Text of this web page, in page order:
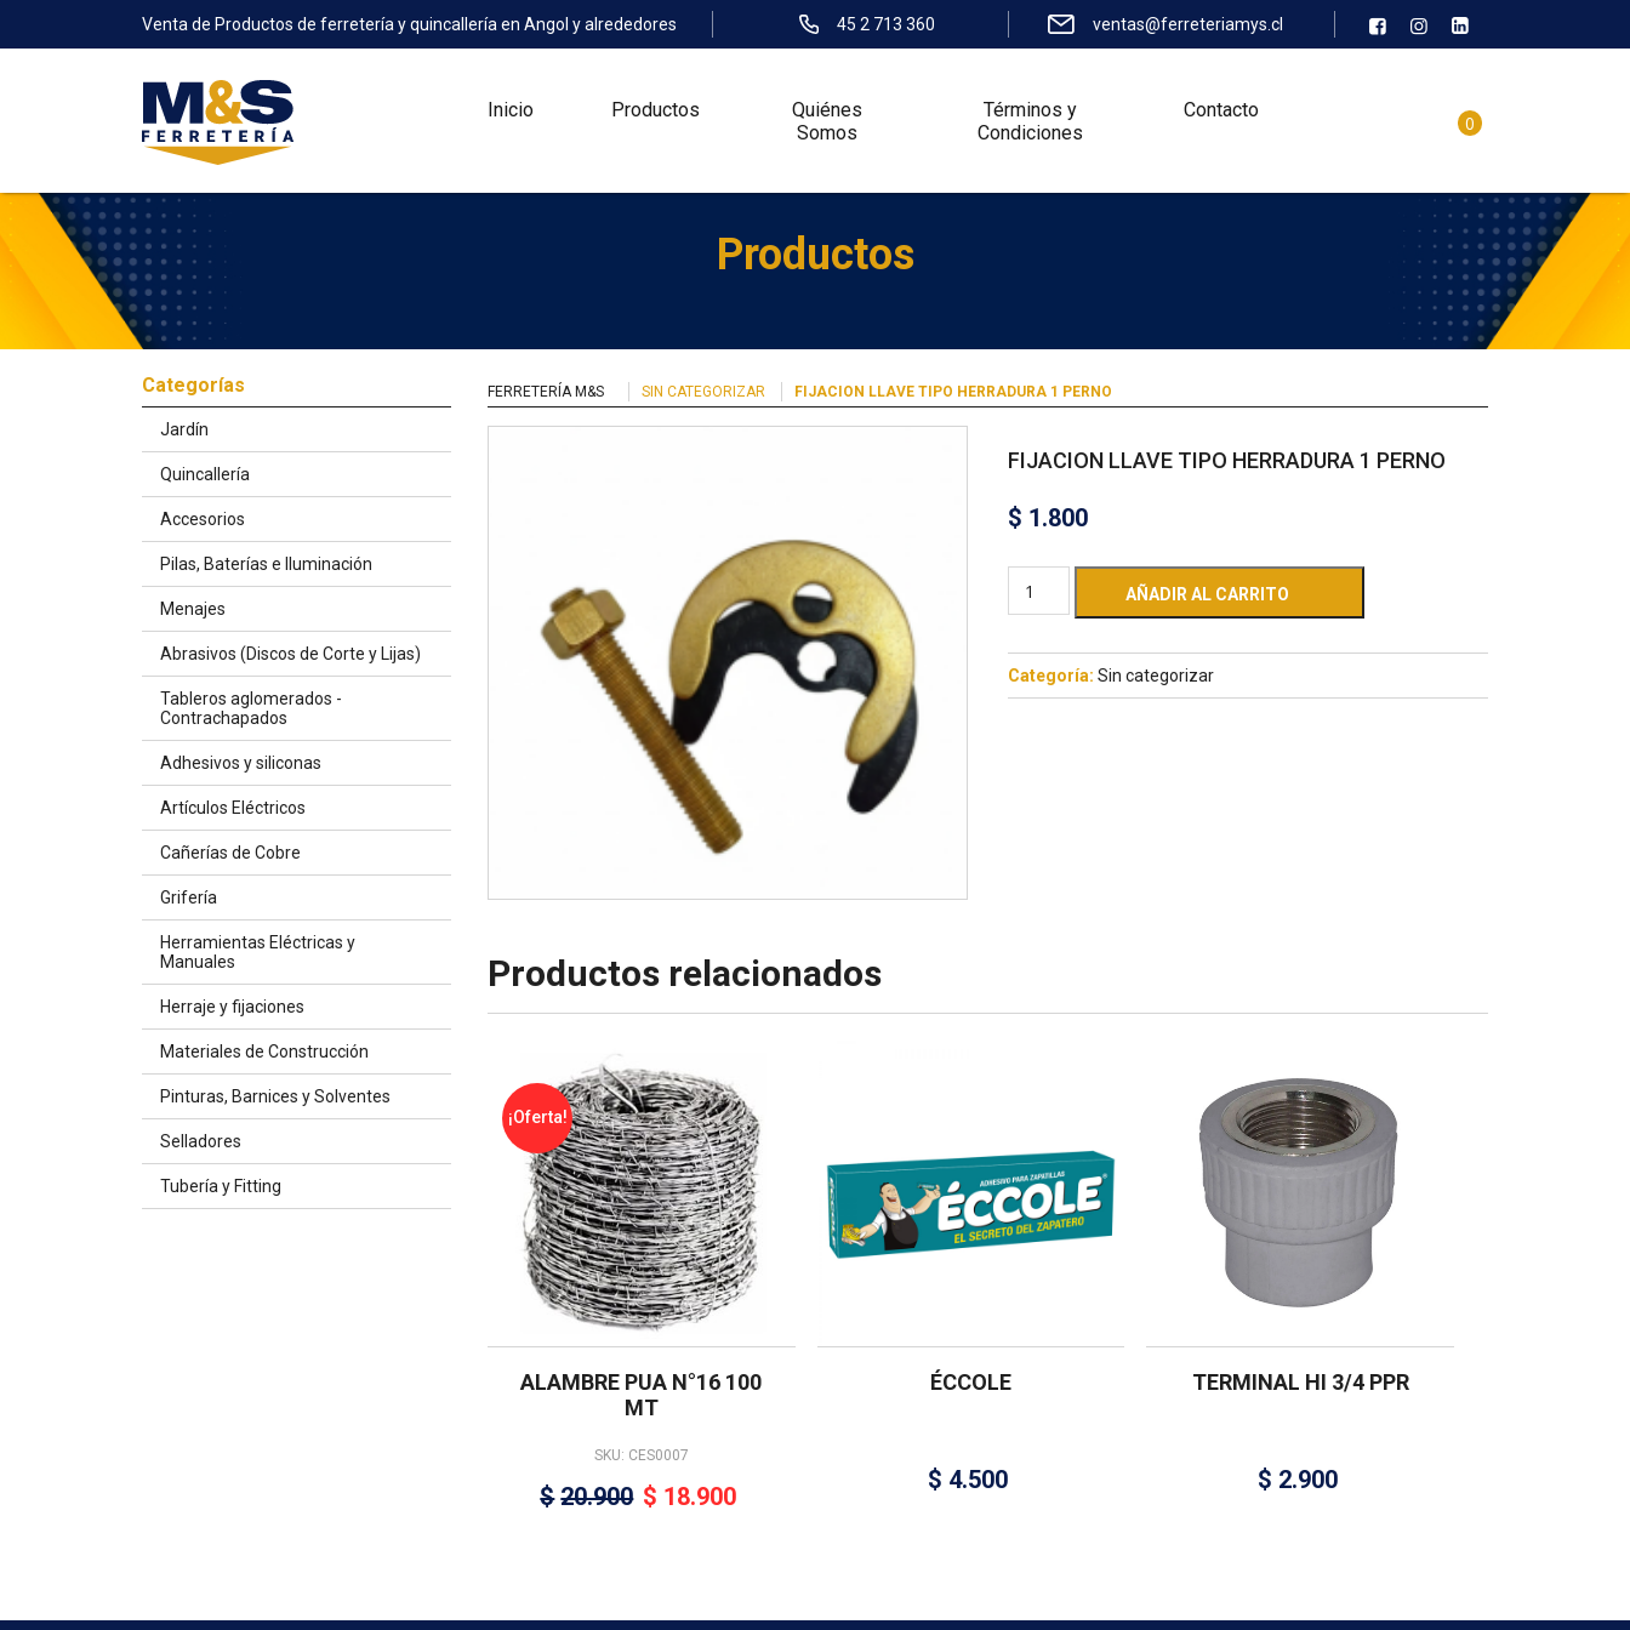
Venta de Productos de ferretería y quincallería en Angol y alrededores 45 2 713 360 ventas@ferreteriamys.cl
Inicio Productos
Quiénes
Somos
Términos y
Condiciones
Contacto
0
Productos
Categorías
Jardín
Quincallería
Accesorios
Pilas, Baterías e Iluminación
Menajes
Abrasivos (Discos de Corte y Lijas)
Tableros aglomerados -
Contrachapados
Adhesivos y siliconas
Artículos Eléctricos
Cañerías de Cobre
Grifería
Herramientas Eléctricas y
Manuales
Herraje y fijaciones
Materiales de Construcción
Pinturas, Barnices y Solventes
Selladores
Tubería y Fitting
FERRETERÍA M&S SIN CATEGORIZAR FIJACION LLAVE TIPO HERRADURA 1 PERNO
FIJACION LLAVE TIPO HERRADURA 1 PERNO
$ 1.800
AÑADIR AL CARRITO
Categoría: Sin categorizar
Productos relacionados
¡Oferta!
ALAMBRE PUA N°16 100
MT
SKU: CES0007
$ 20.900 $ 18.900
ÉCCOLE
$ 4.500
TERMINAL HI 3/4 PPR
$ 2.900